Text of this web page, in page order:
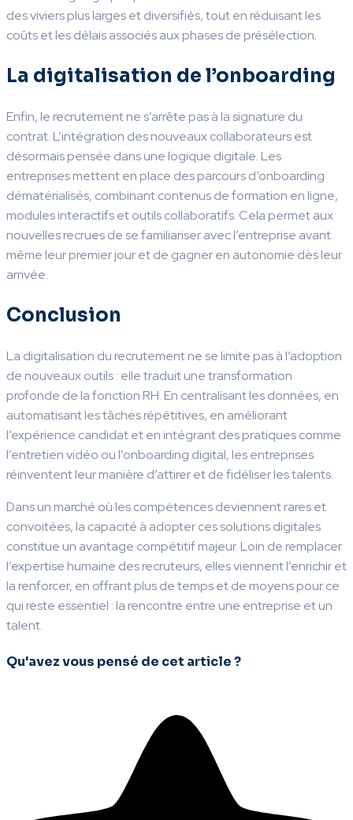
des viviers plus larges et diversifiés, tout en réduisant les
coûts et les délais associés aux phases de présélection.
La digitalisation de l’onboarding
Enfin, le recrutement ne s’arrête pas à la signature du
contrat. L’intégration des nouveaux collaborateurs est
désormais pensée dans une logique digitale. Les
entreprises mettent en place des parcours d’onboarding
dématérialisés, combinant contenus de formation en ligne,
modules interactifs et outils collaboratifs. Cela permet aux
nouvelles recrues de se familiariser avec l’entreprise avant
même leur premier jour et de gagner en autonomie dès leur
arrivée.
Conclusion
La digitalisation du recrutement ne se limite pas à l’adoption
de nouveaux outils : elle traduit une transformation
profonde de la fonction RH. En centralisant les données, en
automatisant les tâches répétitives, en améliorant
l’expérience candidat et en intégrant des pratiques comme
l’entretien vidéo ou l’onboarding digital, les entreprises
réinventent leur manière d’attirer et de fidéliser les talents.
Dans un marché où les compétences deviennent rares et
convoitées, la capacité à adopter ces solutions digitales
constitue un avantage compétitif majeur. Loin de remplacer
l’expertise humaine des recruteurs, elles viennent l’enrichir et
la renforcer, en offrant plus de temps et de moyens pour ce
qui reste essentiel : la rencontre entre une entreprise et un
talent.
Qu'avez vous pensé de cet article ?